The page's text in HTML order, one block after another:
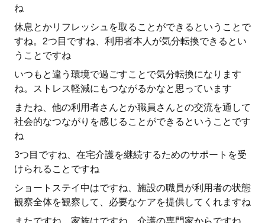
ね
休息とかリフレッシュを取ることができるということで
すね。2つ目ですね、利用者本人が気分転換できるとい
うことですね
いつもと違う環境で過ごすことで気分転換になります
ね。ストレス軽減にもつながるかなと思っています
またね、他の利用者さんとか職員さんとの交流を通して
社会的なつながりを感じることができるということです
ね
3つ目ですね、在宅介護を継続するためのサポートを受
けられることですね
ショートステイ中はですね、施設の職員が利用者の状態
観察全体を観察して、必要なケアを提供してくれますね